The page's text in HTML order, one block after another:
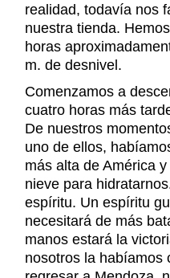
realidad, todavía nos
nuestra tienda.
horas
m. de desnivel.
Comenzamos a
cuatro horas más
De nuestros
uno de ellos,
más alta de América
nieve para
espíritu. Un espíritu
necesitará de más
manos estará la
nosotros la habíamos